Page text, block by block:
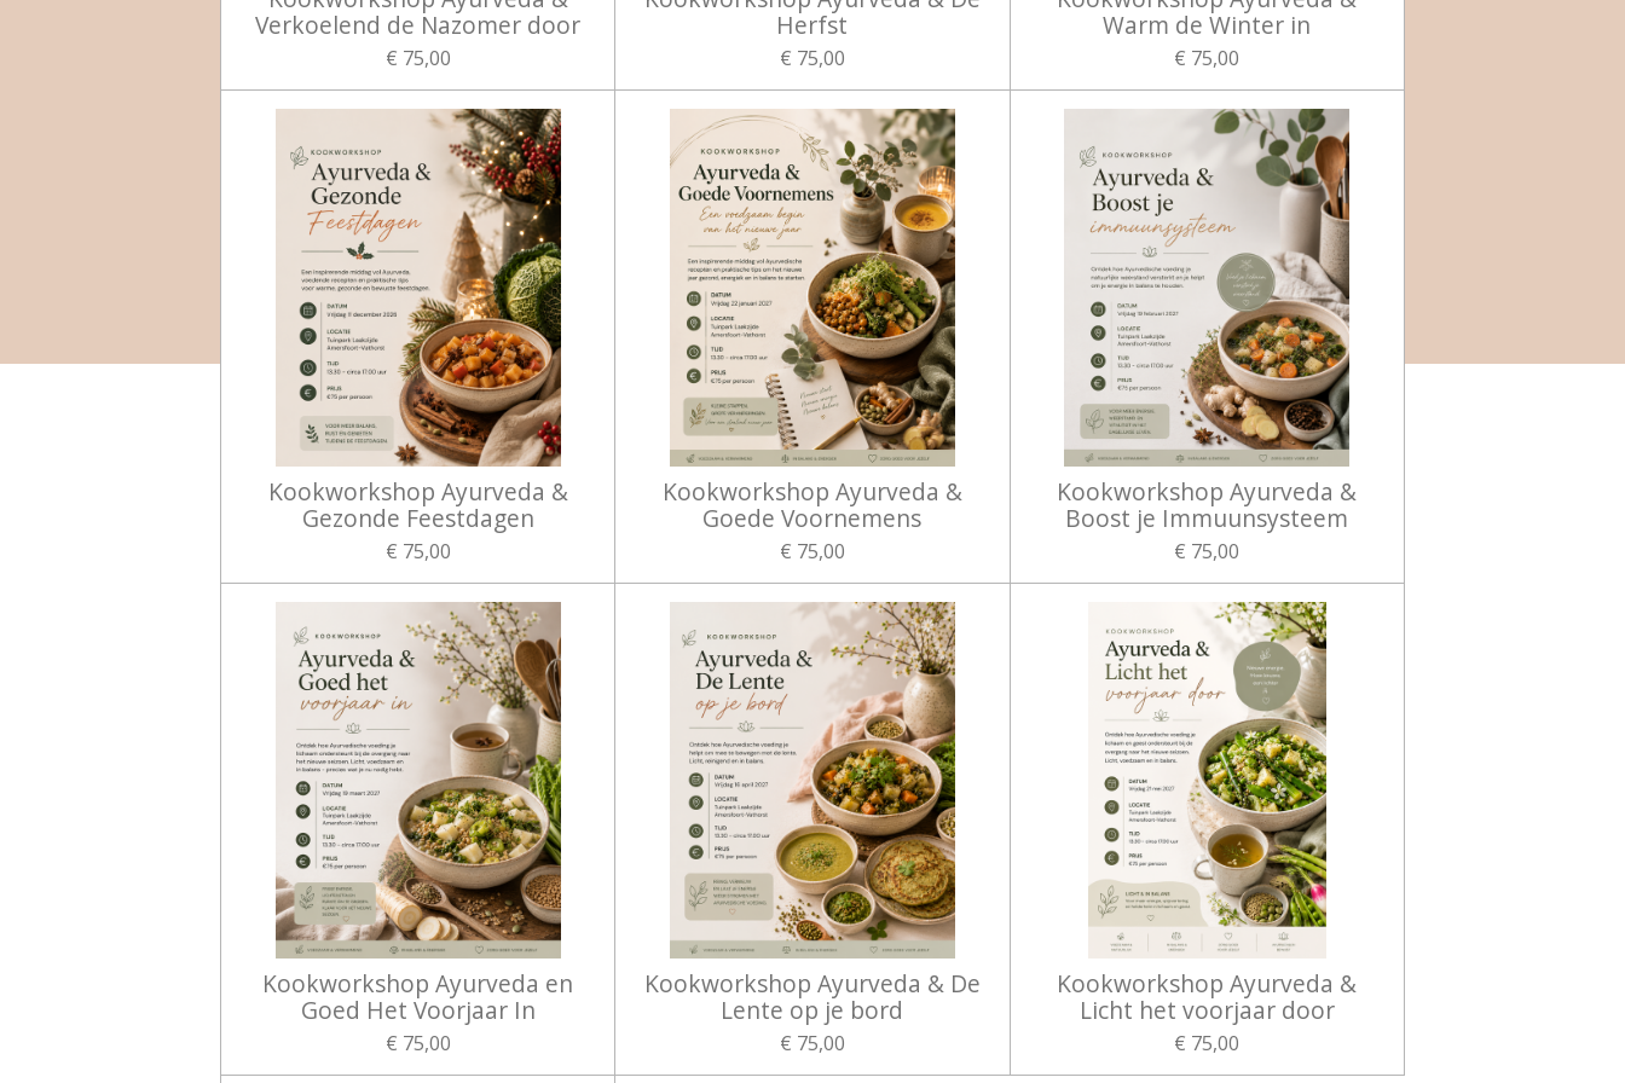
Verkoelend de Nazomer door
€ 75,00
Herfst
€ 75,00
Warm de Winter in
€ 75,00
Kookworkshop Ayurveda &
Gezonde Feestdagen
€ 75,00
Kookworkshop Ayurveda &
Goede Voornemens
€ 75,00
Kookworkshop Ayurveda &
Boost je Immuunsysteem
€ 75,00
Kookworkshop Ayurveda en
Goed Het Voorjaar In
€ 75,00
Kookworkshop Ayurveda & De
Lente op je bord
€ 75,00
Kookworkshop Ayurveda &
Licht het voorjaar door
€ 75,00